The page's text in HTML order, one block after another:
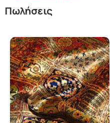
Πωλήσεις